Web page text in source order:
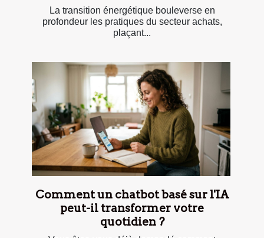
La transition énergétique bouleverse en
profondeur les pratiques du secteur achats,
plaçant...
Comment un chatbot basé sur l'IA
peut-il transformer votre
quotidien ?